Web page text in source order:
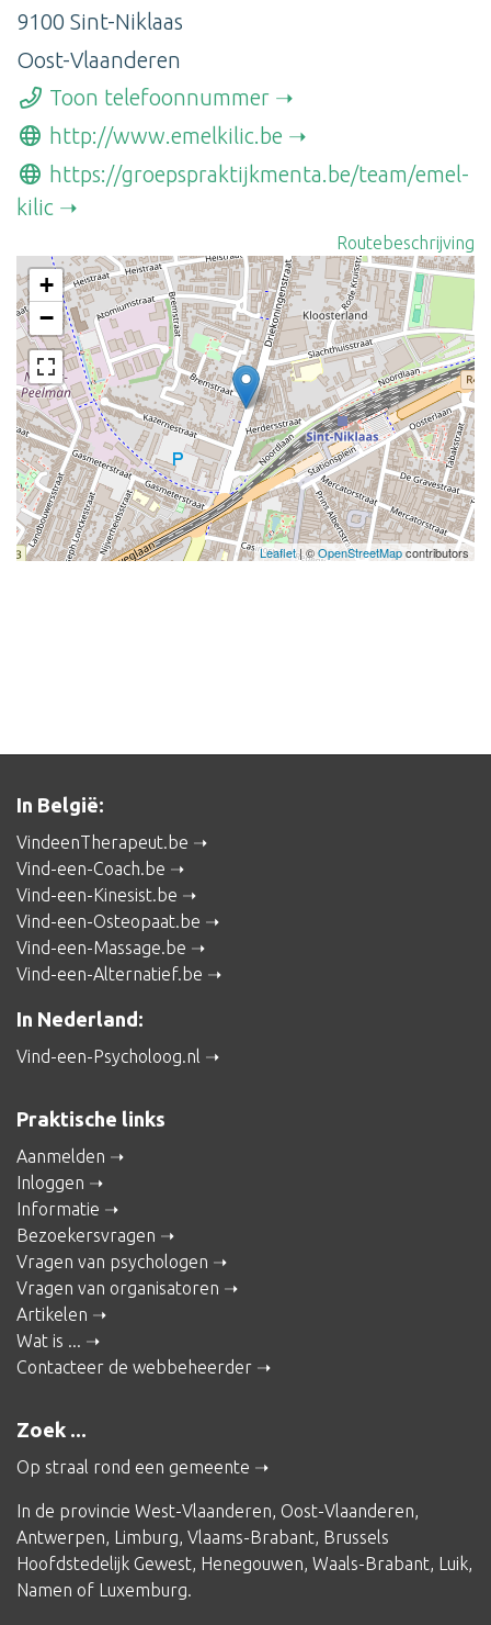
9100 Sint-Niklaas
Oost-Vlaanderen
Toon telefoonnummer
http://www.emelkilic.be
https://groepspraktijkmenta.be/team/emel-
kilic
Routebeschrijving
+
−
Leaflet| ©OpenStreetMapcontributors
In België:
VindeenTherapeut.be
Vind-een-Coach.be
Vind-een-Kinesist.be
Vind-een-Osteopaat.be
Vind-een-Massage.be
Vind-een-Alternatief.be
In Nederland:
Vind-een-Psycholoog.nl
Praktische links
Aanmelden
Inloggen
Informatie
Bezoekersvragen
Vragen van psychologen
Vragen van organisatoren
Artikelen
Wat is ...
Contacteer de webbeheerder
Zoek ...
Op straal rond een gemeente
In de provincie West-Vlaanderen, Oost-Vlaanderen,
Antwerpen, Limburg, Vlaams-Brabant, Brussels
Hoofdstedelijk Gewest, Henegouwen, Waals-Brabant, Luik,
Namen of Luxemburg.